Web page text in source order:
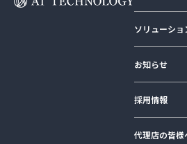
ソリューショ
お知らせ
採用情報
代理店の皆様